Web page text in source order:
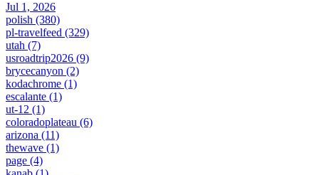
Jul 1, 2026
polish (380)
pl-travelfeed (329)
utah (7)
usroadtrip2026 (9)
brycecanyon (2)
kodachrome (1)
escalante (1)
ut-12 (1)
coloradoplateau (6)
arizona (11)
thewave (1)
page (4)